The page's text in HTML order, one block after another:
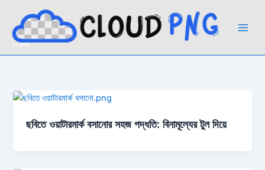
content
ছবিতে ওয়াটারমার্ক বসানোর সহজ পদ্ধতি: বিনামূল্যের টুল দিয়ে